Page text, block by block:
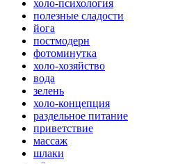
холо-психология
полезные сладости
йога
постмодерн
фотоминутка
холо-хозяйство
вода
зелень
холо-концепция
раздельное питание
приветствие
массаж
шлаки